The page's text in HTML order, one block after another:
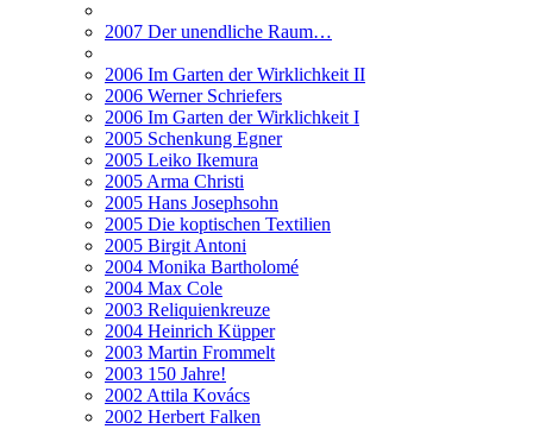
2007 Der unendliche Raum…
2006 Im Garten der Wirklichkeit II
2006 Werner Schriefers
2006 Im Garten der Wirklichkeit I
2005 Schenkung Egner
2005 Leiko Ikemura
2005 Arma Christi
2005 Hans Josephsohn
2005 Die koptischen Textilien
2005 Birgit Antoni
2004 Monika Bartholomé
2004 Max Cole
2003 Reliquienkreuze
2004 Heinrich Küpper
2003 Martin Frommelt
2003 150 Jahre!
2002 Attila Kovács
2002 Herbert Falken